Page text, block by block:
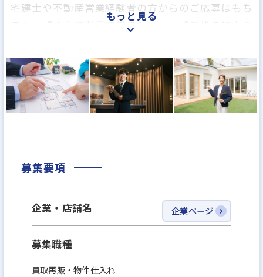
宅建士や不動産営業経験者の方からのご応募はもち
ろん、『不動産業界で働きたい』、『営業の能力を
迎です。
共に企業拡大を目指していける方！夢を売る仕事を
したい方！
是非私たちと一緒に働きませんか？
もっと見る
募集要項
企業・店舗名 企業ページ
募集職種
買取再販・物件仕入れ